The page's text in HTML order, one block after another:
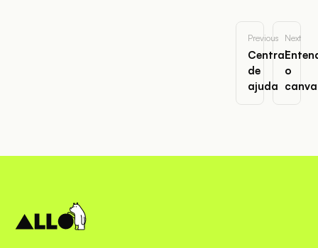
Previous
Central
de
ajuda
Next
o